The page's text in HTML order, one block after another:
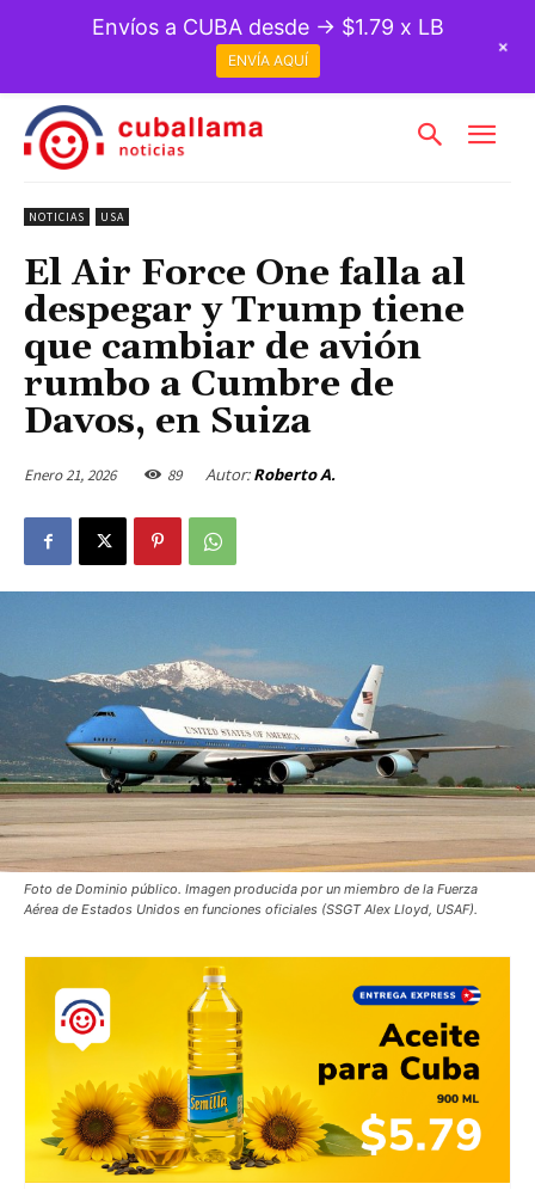
NOTICIAS USA
El Air Force One falla al
despegar y Trump tiene
que cambiar de avión
rumbo a Cumbre de
Davos, en Suiza
Enero 21, 2026 89 Autor: Roberto A.
Foto de Dominio público. Imagen producida por un miembro de la Fuerza
Aérea de Estados Unidos en funciones oficiales (SSGT Alex Lloyd, USAF).
Envíos a CUBA desde → $1.79 x LB
ENVÍA AQUÍ
+